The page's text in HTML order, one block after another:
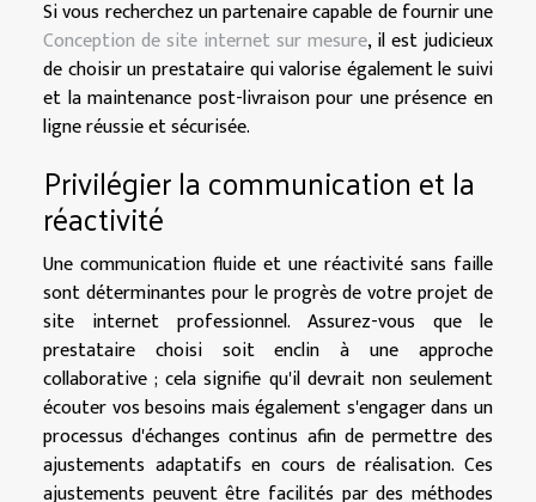
Si vous recherchez un partenaire capable de fournir une
Conception de site internet sur mesure, il est judicieux
de choisir un prestataire qui valorise également le suivi
et la maintenance post-livraison pour une présence en
ligne réussie et sécurisée.
Privilégier la communication et la
réactivité
Une communication fluide et une réactivité sans faille
sont déterminantes pour le progrès de votre projet de
site internet professionnel. Assurez-vous que le
prestataire choisi soit enclin à une approche
collaborative ; cela signifie qu'il devrait non seulement
écouter vos besoins mais également s'engager dans un
processus d'échanges continus afin de permettre des
ajustements adaptatifs en cours de réalisation. Ces
ajustements peuvent être facilités par des méthodes